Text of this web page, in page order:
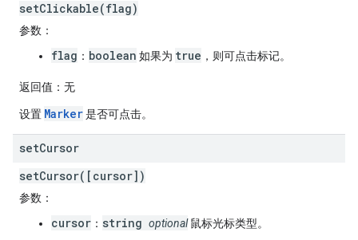
setClickable(flag)
参数 ：
flag ： boolean 如果为 true ，则可点击标记。
返回值 ：无
设置 Marker是否可点击。
setCursor
setCursor([cursor])
参数 ：
cursor ： string optional鼠标光标类型。